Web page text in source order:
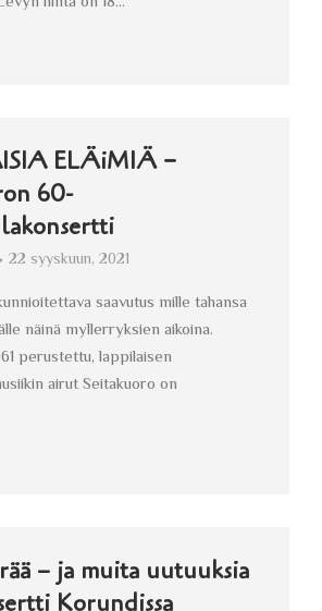
ELÄiMIÄ −
60-
22 syyskuun, 2021
saavutus mille tahansa
näinä myllerryksien aikoina.
perustettu, lappilaisen
airut Seitakuoro on
– ja muita uutuuksia
Korundissa